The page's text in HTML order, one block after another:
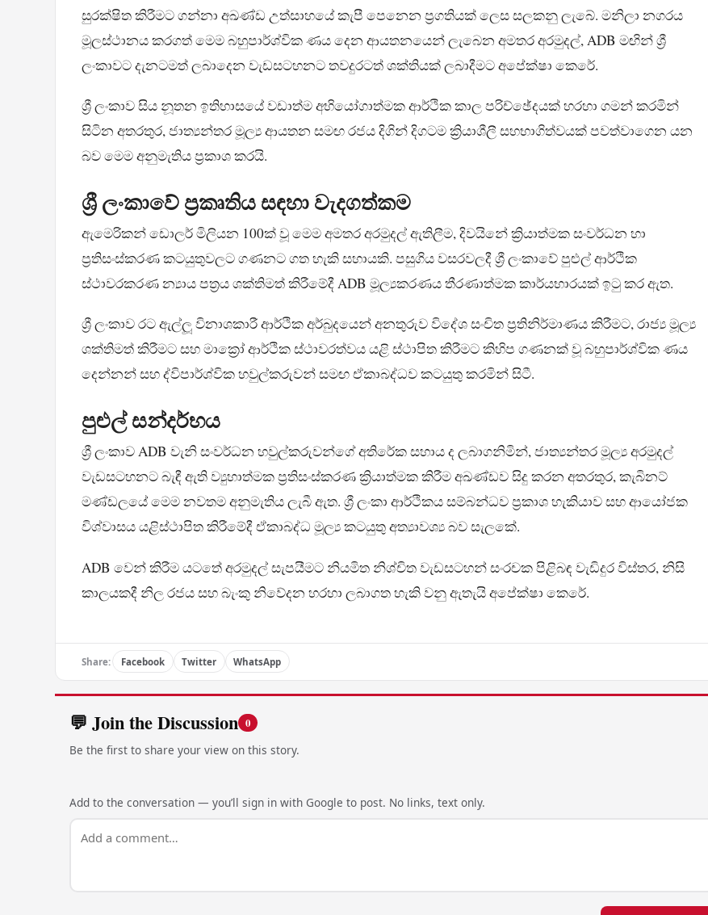
සුරක්ෂිත කිරීමට ගන්නා අඛණ්ඩ උත්සාහයේ කැපී පෙනෙන ප්‍රගතියක් ලෙස සලකනු ලැබේ. මනිලා නගරය
මූලස්ථානය කරගත් මෙම බහුපාර්ශ්වික ණය දෙන ආයතනයෙන් ලැබෙන අමතර අරමුදල්, ADB මඟින් ශ්‍රී
ලංකාවට දැනටමත් ලබාදෙන වැඩසටහනට තවදුරටත් ශක්තියක් ලබාදීමට අපේක්ෂා කෙරේ.
ශ්‍රී ලංකාව සිය නූතන ඉතිහාසයේ වඩාත්ම අභියෝගාත්මක ආර්ථික කාල පරිච්ඡේදයක් හරහා ගමන් කරමින්
සිටින අතරතුර, ජාත්‍යන්තර මූල්‍ය ආයතන සමඟ රජය දිගින් දිගටම ක්‍රියාශීලී සහභාගිත්වයක් පවත්වාගෙන යන
බව මෙම අනුමැතිය ප්‍රකාශ කරයි.
ශ්‍රී ලංකාවේ ප්‍රකෘතිය සඳහා වැදගත්කම
ඇමෙරිකන් ඩොලර් මිලියන 100ක් වූ මෙම අමතර අරමුදල් ඇතිලීම, දිවයිනේ ක්‍රියාත්මක සංවර්ධන හා
ප්‍රතිසංස්කරණ කටයුතුවලට ගණනට ගත හැකි සහායකි. පසුගිය වසරවලදී ශ්‍රී ලංකාවේ පුළුල් ආර්ථික
ස්ථාවරකරණ න්‍යාය පත්‍රය ශක්තිමත් කිරීමේදී ADB මූල්‍යකරණය තීරණාත්මක කාර්යභාරයක් ඉටු කර ඇත.
ශ්‍රී ලංකාව රට ඇල්ලූ විනාශකාරී ආර්ථික අර්බුදයෙන් අනතුරුව විදේශ සංචිත ප්‍රතිනිර්මාණය කිරීමට, රාජ්‍ය මූල්‍ය
ශක්තිමත් කිරීමට සහ මාක්‍රෝ ආර්ථික ස්ථාවරත්වය යළි ස්ථාපිත කිරීමට කිහිප ගණනක් වූ බහුපාර්ශ්වික ණය
දෙන්නන් සහ ද්විපාර්ශ්වික හවුල්කරුවන් සමඟ ඒකාබද්ධව කටයුතු කරමින් සිටී.
පුළුල් සන්දර්භය
ශ්‍රී ලංකාව ADB වැනි සංවර්ධන හවුල්කරුවන්ගේ අතිරේක සහාය ද ලබාගනිමින්, ජාත්‍යන්තර මූල්‍ය අරමුදල්
වැඩසටහනට බැඳී ඇති ව්‍යුහාත්මක ප්‍රතිසංස්කරණ ක්‍රියාත්මක කිරීම අඛණ්ඩව සිදු කරන අතරතුර, කැබිනට්
මණ්ඩලයේ මෙම නවතම අනුමැතිය ලැබී ඇත. ශ්‍රී ලංකා ආර්ථිකය සම්බන්ධව ප්‍රකාශ හැකියාව සහ ආයෝජක
විශ්වාසය යළිස්ථාපිත කිරීමේදී ඒකාබද්ධ මූල්‍ය කටයුතු අත්‍යාවශ්‍ය බව සැලකේ.
ADB වෙන් කිරීම යටතේ අරමුදල් සැපයීමට නියමිත නිශ්චිත වැඩසටහන් සංරචක පිළිබඳ වැඩිදුර විස්තර, නිසි
කාලයකදී නිල රජය සහ බැංකු නිවේදන හරහා ලබාගත හැකි වනු ඇතැයි අපේක්ෂා කෙරේ.
Share: Facebook Twitter WhatsApp
💬 Join the Discussion 0
Be the first to share your view on this story.
Add to the conversation — you’ll sign in with Google to post. No links, text only.